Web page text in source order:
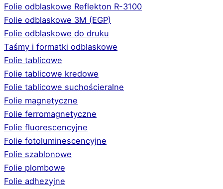
Folie odblaskowe Reflekton R-3100
Folie odblaskowe 3M (EGP)
Folie odblaskowe do druku
Taśmy i formatki odblaskowe
Folie tablicowe
Folie tablicowe kredowe
Folie tablicowe suchościeralne
Folie magnetyczne
Folie ferromagnetyczne
Folie fluorescencyjne
Folie fotoluminescencyjne
Folie szablonowe
Folie plombowe
Folie adhezyjne